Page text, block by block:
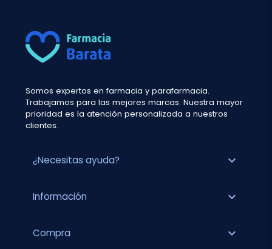
Somos expertos en farmacia y parafarmacia.
Trabajamos para las mejores marcas. Nuestra mayor
prioridad es la atención personalizada a nuestros
clientes.
¿Necesitas ayuda? expand_more
Información expand_more
Compra expand_more